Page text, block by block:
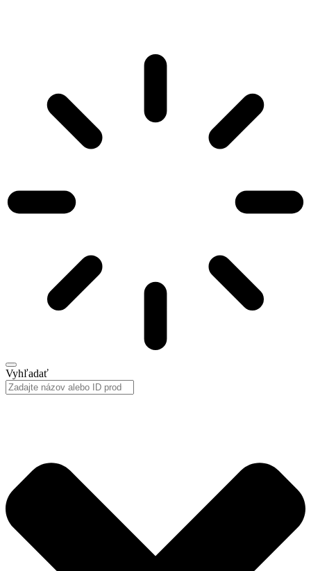
Vyhľadať